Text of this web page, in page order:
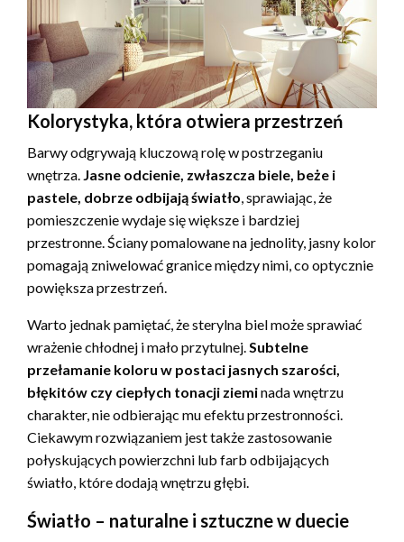
Kolorystyka, która otwiera przestrzeń
Barwy odgrywają kluczową rolę w postrzeganiu
wnętrza. Jasne odcienie, zwłaszcza biele, beże i
pastele, dobrze odbijają światło, sprawiając, że
pomieszczenie wydaje się większe i bardziej
przestronne. Ściany pomalowane na jednolity, jasny kolor
pomagają zniwelować granice między nimi, co optycznie
powiększa przestrzeń.
Warto jednak pamiętać, że sterylna biel może sprawiać
wrażenie chłodnej i mało przytulnej.Subtelne
przełamanie koloru w postaci jasnych szarości,
błękitów czy ciepłych tonacji zieminada wnętrzu
charakter, nie odbierając mu efektu przestronności.
Ciekawym rozwiązaniem jest także zastosowanie
połyskujących powierzchni lub farb odbijających
światło, które dodają wnętrzu głębi.
Światło – naturalne i sztuczne w duecie